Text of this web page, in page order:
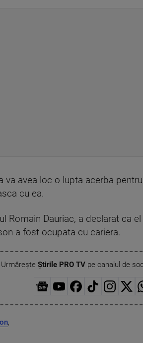
va avea loc o lupta acerba
cu ea.
Romain Dauriac, a declarat ca
a fost ocupata cu cariera.
Urmărește Știrile PRO TVpe canalul de
,